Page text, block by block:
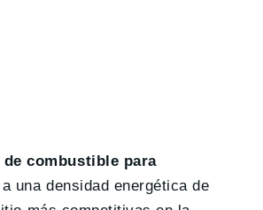
de combustible para
una densidad energética de